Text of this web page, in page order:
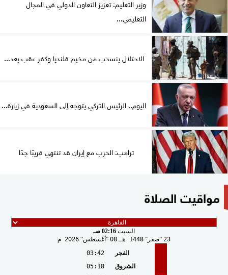
وزير التعليم: تعزيز التعاون الدولي في المجال
التعليمي...
الاحتلال ينسحب من مخيم قلنديا وكفر عقب بعد...
اليوم.. الرئيس التركي يتوجه إلى السعودية في زيارة...
ترامب: الحرب مع إيران قد تنتهي قريبًا جدًا
مواقيت الصلاة
السبت 02:16 صـ
23 صفر 1448 هـ 08 أغسطس 2026 م
الفجر
03:42
الشروق
05:18